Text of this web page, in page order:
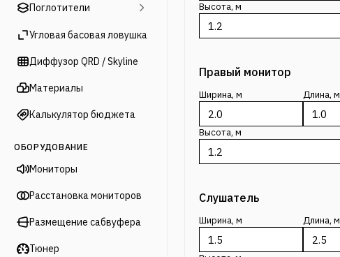
Поглотители
Угловая басовая ловушка
Диффузор QRD / Skyline
Материалы
Калькулятор бюджета
ОБОРУДОВАНИЕ
Мониторы
Расстановка мониторов
Размещение сабвуфера
Тюнер
Высота, м
Правый монитор
Ширина, м Длина, м
Высота, м
Слушатель
Ширина, м Длина, м